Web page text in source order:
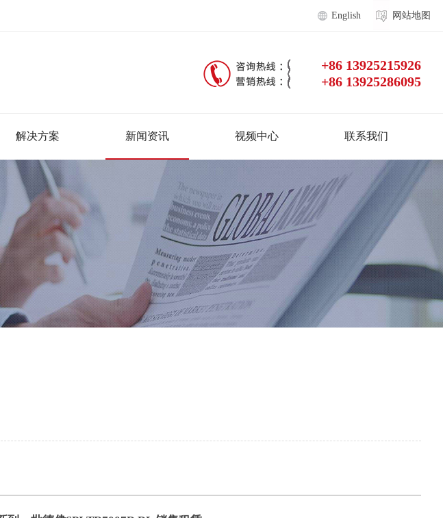
English 网站地图
+86 13925215926
+86 13925286095
解决方案 新闻资讯 视频中心 联系我们